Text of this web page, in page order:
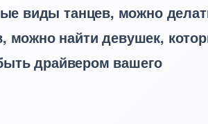
виды танцев, можно
найти девушек,
драйвером вашего